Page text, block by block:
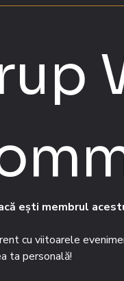
ești membrul
cu viitoarele
ta personală!